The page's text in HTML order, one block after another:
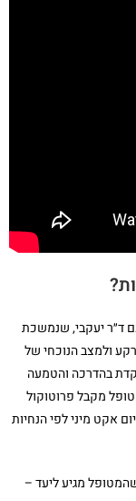
ד״ר יעקבי, שנמשכת
ולמצב הנוכחי של
בהדרכה והטמעה
בשיטת 1800 שניות. המטופל מקבל פרוטוקול
אקט מיני לפי הנחיות
מגיע ליעד –